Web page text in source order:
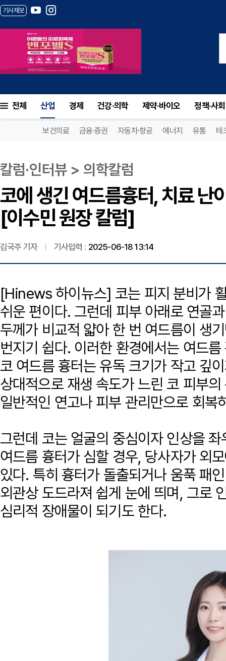
기사제보
전체 산업 경제 건강·의학 제약·바이오 정책·사회
보건의료 금융·증권 자동차·항공 에너지 유통 테
칼럼·인터뷰 > 의학칼럼
코에 생긴 여드름흉터, 치료
[이수민 원장 칼럼]
김국주 기자 기사입력 : 2025-06-18 13:14
[Hinews 하이뉴스] 코는 피지 분비가
쉬운 편이다. 그런데 피부 아래로 연골
두께가 비교적 얇아 한 번 여드름이 생
번지기 쉽다. 이러한 환경에서는 여드
코 여드름 흉터는 유독 크기가 작고 깊
상대적으로 재생 속도가 느린 코 피부
일반적인 연고나 피부 관리만으로 회복
그런데 코는 얼굴의 중심이자 인상을
여드름 흉터가 심할 경우, 당사자가 외
있다. 특히 흉터가 돌출되거나 움푹 패
외관상 도드라져 쉽게 눈에 띄며, 그로
심리적 장애물이 되기도 한다.